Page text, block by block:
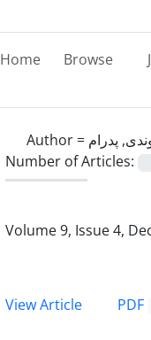
Home Browse
Author = پدرام
Number of Articles:
Volume 9, Issue 4,
View Article
PDF